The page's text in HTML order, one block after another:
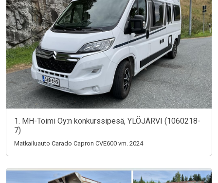
1. MH-Toimi Oy:n konkurssipesä, YLÖJÄRVI (1060218-
7)
Matkailuauto Carado Capron CVE600 vm. 2024